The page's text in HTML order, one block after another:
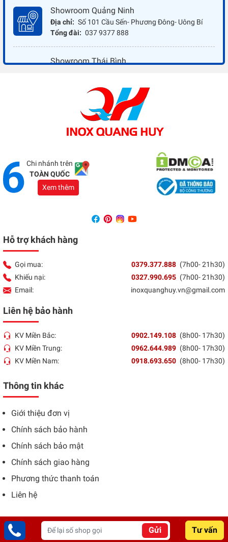
Showroom Quảng Ninh
Địa chỉ: Số 101 Cầu Sến- Phương Đông- Uông Bí
Tổng đài: 037 9377 888
Showroom Thái Bình
037 9377 888
Showroom Đồng Nai
Địa chỉ: 1066 - QL 51 Tổ 3- Ấp Đồng- Phước Tân-
Chi nhánh trên
TOÀN QUỐC
Xem thêm
Hỗ trợ khách hàng
Gọi mua: 0379.377.888 (7h00- 21h30)
Khiếu nại:
0327.990.695 (7h00- 21h30)
Email:
inoxquanghuy.vn@gmail.com
Liên hệ bảo hành
KV Miền Bắc: 0902.149.108 (8h00- 17h30)
KV Miền Trung:
0962.644.989 (8h00- 17h30)
KV Miền Nam:
0918.693.650 (8h00- 17h30)
Thông tin khác
Giới thiệu đơn vị
Chính sách bảo hành
Chính sách bảo mật
Chính sách giao hàng
Phương thức thanh toán
Liên hệ
Gửi Tư vấn